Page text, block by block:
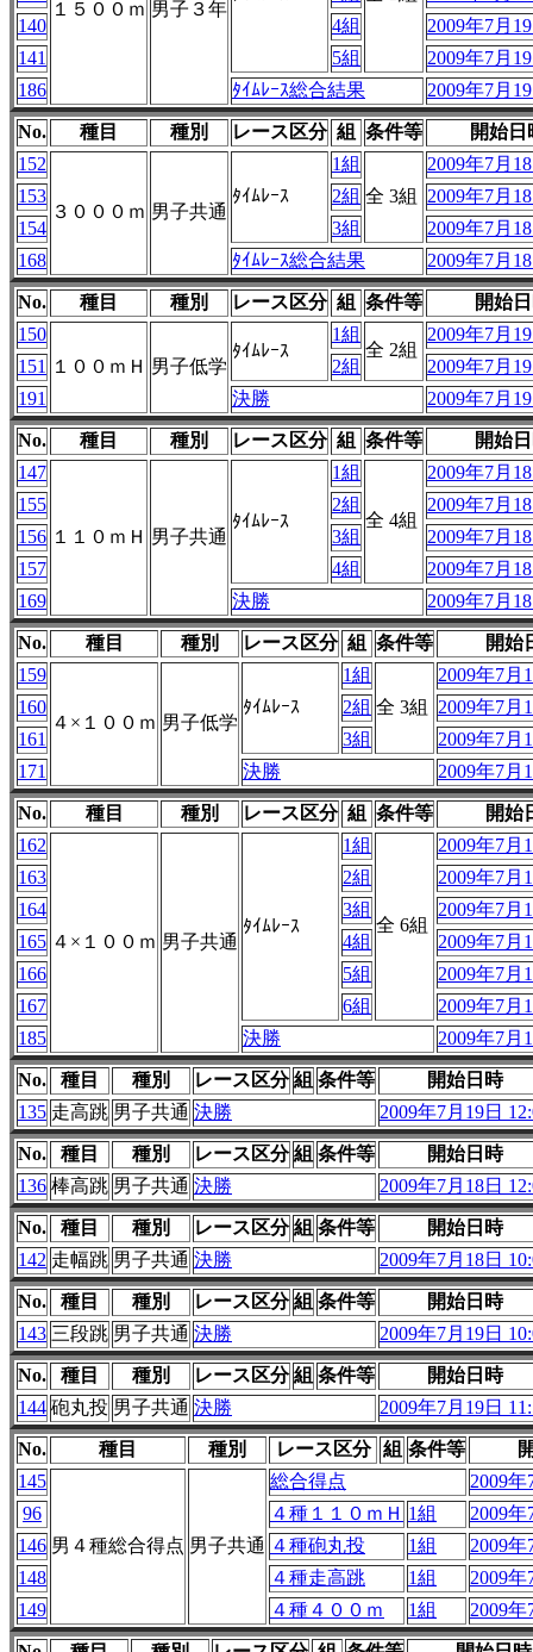
１５００ｍ 男子３年
140
4組
2009年7月
141
5組
2009年7月
186
ﾀｲﾑﾚｰｽ総合結果 2009年7月
No. 種目 種別 レース区分 組 条件等
開始日
152
３０００ｍ 男子共通
ﾀｲﾑﾚｰｽ
1組
全 3組
2009年7月
153
2組
2009年7月
154
3組
2009年7月
168
ﾀｲﾑﾚｰｽ総合結果 2009年7月
No. 種目 種別 レース区分 組 条件等
開始
150
１００ｍＨ 男子低学
ﾀｲﾑﾚｰｽ
1組
全 2組
2009年7月
151
2組
2009年7月
191
決勝 2009年7月
No. 種目 種別 レース区分 組 条件等
開始
147
１１０ｍＨ 男子共通
ﾀｲﾑﾚｰｽ
1組
全 4組
2009年7月
155
2組
2009年7月
156
3組
2009年7月
157
4組
2009年7月
169
決勝 2009年7月
No. 種目 種別 レース区分 組 条件等
開始
159
４×１００ｍ 男子低学
ﾀｲﾑﾚｰｽ
1組
全 3組
2009年7月
160
2組
2009年7月
161
3組
2009年7月
171
決勝 2009年7月
No. 種目 種別 レース区分 組 条件等
開始
162
４×１００ｍ 男子共通
ﾀｲﾑﾚｰｽ
1組
全 6組
2009年7月
163
2組
2009年7月
164
3組
2009年7月
165
4組
2009年7月
166
5組
2009年7月
167
6組
2009年7月
185
決勝 2009年7月
No. 種目 種別 レース区分 組 条件等
開始日時
135 走高跳 男子共通 決勝 2009年7月19日
No. 種目 種別 レース区分 組 条件等
開始日時
136 棒高跳 男子共通 決勝 2009年7月18日
No. 種目 種別 レース区分 組 条件等
開始日時
142 走幅跳 男子共通 決勝 2009年7月18日
No. 種目 種別 レース区分 組 条件等
開始日時
143 三段跳 男子共通 決勝 2009年7月19日
No. 種目 種別 レース区分 組 条件等
開始日時
144 砲丸投 男子共通 決勝 2009年7月19日
No. 種目 種別 レース区分 組 条件等
145
男４種総合得点 男子共通
総合得点
2009年
96
４種１１０ｍＨ 1組
2009年
146
４種砲丸投 1組
2009年
148
４種走高跳 1組
2009年
149
４種４００ｍ 1組 2009年